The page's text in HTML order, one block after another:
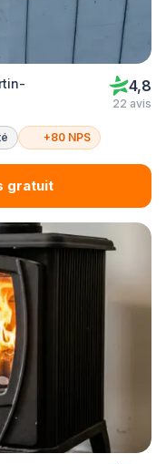
4,8
22 avis
+80 NPS
gratuit